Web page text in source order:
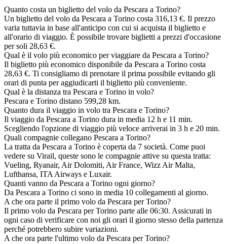
Quanto costa un biglietto del volo da Pescara a Torino?
Un biglietto del volo da Pescara a Torino costa 316,13 €. Il prezzo
varia tuttavia in base all'anticipo con cui si acquista il biglietto e
all'orario di viaggio. È possibile trovare biglietti a prezzi d'occasione
per soli 28,63 €.
Qual è il volo più economico per viaggiare da Pescara a Torino?
Il biglietto più economico disponibile da Pescara a Torino costa
28,63 €. Ti consigliamo di prenotare il prima possibile evitando gli
orari di punta per aggiudicarti il biglietto più conveniente.
Qual è la distanza tra Pescara e Torino in volo?
Pescara e Torino distano 599,28 km.
Quanto dura il viaggio in volo tra Pescara e Torino?
Il viaggio da Pescara a Torino dura in media 12 h e 11 min.
Scegliendo l'opzione di viaggio più veloce arriverai in 3 h e 20 min.
Quali compagnie collegano Pescara a Torino?
La tratta da Pescara a Torino è coperta da 7 società. Come puoi
vedere su Virail, queste sono le compagnie attive su questa tratta:
Vueling, Ryanair, Air Dolomiti, Air France, Wizz Air Malta,
Lufthansa, ITA Airways e Luxair.
Quanti vanno da Pescara a Torino ogni giorno?
Da Pescara a Torino ci sono in media 10 collegamenti al giorno.
A che ora parte il primo volo da Pescara per Torino?
Il primo volo da Pescara per Torino parte alle 06:30. Assicurati in
ogni caso di verificare con noi gli orari il giorno stesso della partenza
perché potrebbero subire variazioni.
A che ora parte l'ultimo volo da Pescara per Torino?